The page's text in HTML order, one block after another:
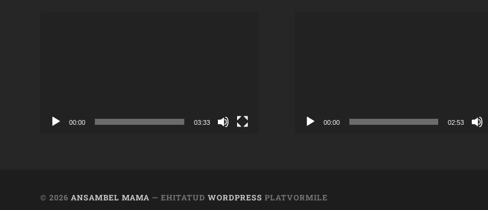
00:00 03:33 00:00 02:53
© 2026 ANSAMBEL MAMA — EHITATUDWORDPRESS PLATVORMILE